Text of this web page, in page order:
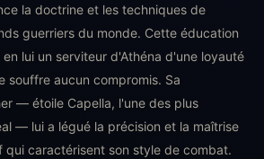
la doctrine et les techniques de
guerriers du monde. Cette éducation
lui un serviteur d'Athéna d'une loyauté
souffre aucun compromis. Sa
— étoile Capella, l'une des plus
— lui a légué la précision et la maîtrise
qui caractérisent son style de combat.